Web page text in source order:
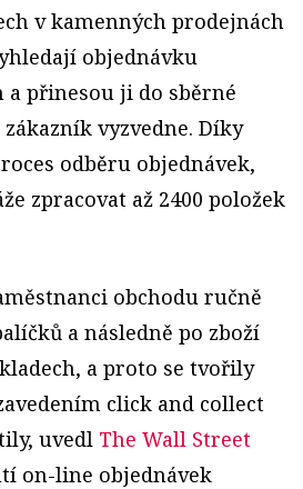
v kamenných prodejnách
objednávku
a přinesou ji do sběrné
vyzvedne. Díky
odběru objednávek,
zpracovat až 2400 položek
obchodu ručně
a následně po zboží
a proto se tvořily
click and collect
uvedl The Wall Street
on-line objednávek